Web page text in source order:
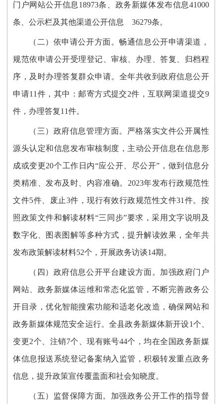
门户网站公开信息18973条、政务新媒体发布信息41000
条、公示栏及其他渠道公开信息 36279条。
（二）依申请公开方面。畅通信息公开申请渠道 ，
规范依申请公开受理登记、审核、办理、答复、归档程
序，及时办理答复群众申请。全年共收到政府信息公开
申请11件，其中：邮寄方式提交2件，互联网渠道提交9
件，办理答复11件。
（三）政府信息管理方面。 严格落实文件公开属性
源头认定和信息发布审核制度，主动公开信息在信息形
成或变更20个工作日内“应公开、尽公开”， 做到信息分
类精准、发布及时、内容准确。2023年发布行政规范性
文件5件、废止3件，现行有效行政规范性文件31件。按
照政策文件和解读材料“三同步”要求，采用文字说明及
数字化、图表图解等多种方式，提升解读效果，全年共
发布政策解读材料52个，开展政务访谈14期。
（四）政府信息公开平台建设方面。 加强政府门户
网站 、政务新媒体运维和常态化监管 ， 不断完善政务公
开目录，优化智能搜索功能和适老化改造，确保 网站和
政务新媒体规范安全运行。全县政务新媒体新开设1个、
变更2个、注销7个、现有账号44个，均在全国政务新媒
体信息报送系统登记备案纳入监管，积极转发重点政务
信息，提升政策宣传覆盖面和社会知晓度。
（五）监督保障方面。 加强政务公开工作的指导督